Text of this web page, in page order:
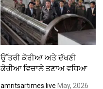
ਉੱਤਰੀ ਕੋਰੀਆ ਅਤੇ ਦੱਖਣੀ
ਕੋਰੀਆ ਵਿਚਾਲੇ ਤਣਾਅ ਵਧਿਆ
amritsartimes.live May, 2026